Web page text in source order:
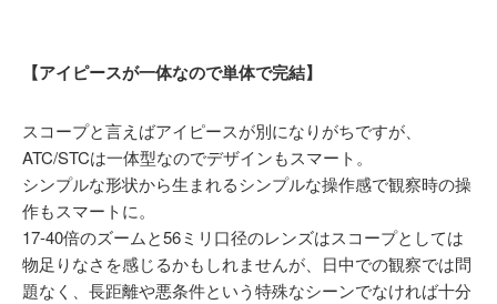
【アイピースが一体なので単体で完結】
スコープと言えばアイピースが別になりがちですが、
ATC/STCは一体型なのでデザインもスマート。
シンプルな形状から生まれるシンプルな操作感で観察時の操
作もスマートに。
17-40倍のズームと56ミリ口径のレンズはスコープとしては
物足りなさを感じるかもしれませんが、日中での観察では問
題なく、長距離や悪条件という特殊なシーンでなければ十分